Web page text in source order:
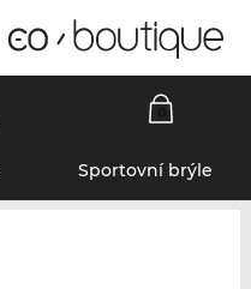
Sportovní brýle